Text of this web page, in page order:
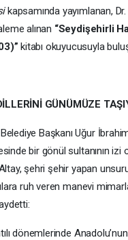
kapsamında yayımlanan,
alınan “Seydişehirli
kitabı okuyucusuyla
GÜNÜMÜZE
Başkanı Uğur
bir gönül sultanının izi
şehri şehir yapan
ruh veren manevi
dönemlerinde